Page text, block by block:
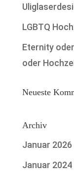
LGBTQ
Eternity
oder
Neueste
Archiv
Januar 2026
Januar 2024